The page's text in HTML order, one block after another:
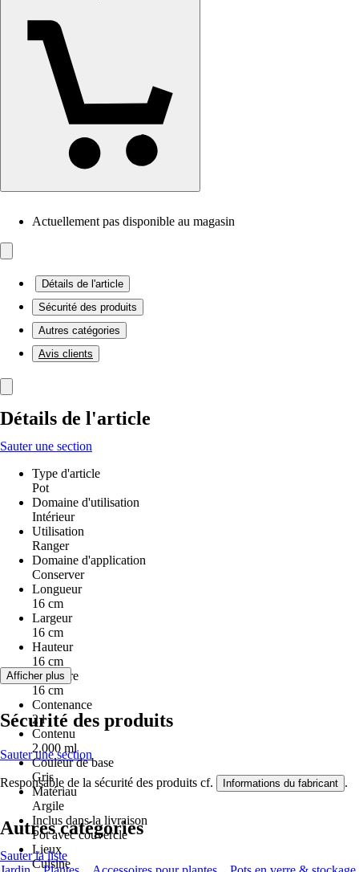
Actuellement pas disponible au magasin
Détails de l'article
Sécurité des produits
Autres catégories
Avis clients
Détails de l'article
Sauter une section
Type d'article
Pot
Domaine d'utilisation
Intérieur
Utilisation
Ranger
Domaine d'application
Conserver
Longueur
16 cm
Largeur
16 cm
Hauteur
16 cm
Diamètre
16 cm
Contenance
2 l
Contenu
2.000 ml
Couleur de base
Gris
Matériau
Argile
Inclus dans la livraison
Pot avec couvercle
Lieux
Cuisine
Afficher plus
Sécurité des produits
Sauter une section
Responsable de la sécurité des produits cf. Informations du fabricant .
Autres catégories
Sauter la liste